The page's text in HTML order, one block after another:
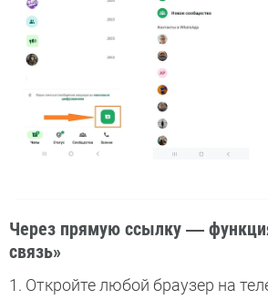
Через прямую ссылку ―
связь»
1. Откройте любой браузер на